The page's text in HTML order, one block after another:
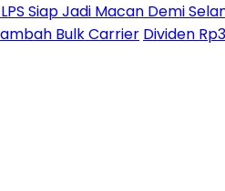
Siap Jadi Macan Demi
Bulk Carrier Dividen